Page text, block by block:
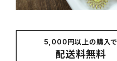
5,000円以上の購入で
配送料無料